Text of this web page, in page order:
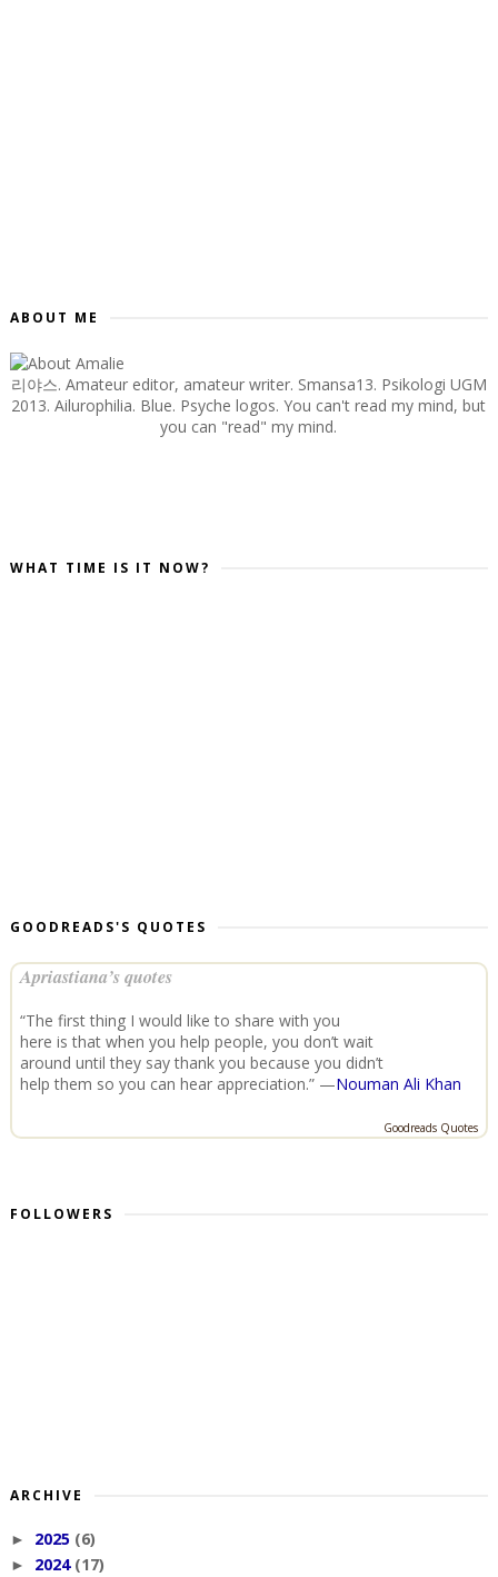
ABOUT ME
리야스. Amateur editor, amateur writer. Smansa13. Psikologi UGM
2013. Ailurophilia. Blue. Psyche logos. You can't read my mind, but
you can "read" my mind.
WHAT TIME IS IT NOW?
GOODREADS'S QUOTES
Apriastiana’s quotes
“The first thing I would like to share with you
here is that when you help people, you don’t wait
around until they say thank you because you didn’t
help them so you can hear appreciation.” —Nouman Ali Khan
Goodreads Quotes
FOLLOWERS
ARCHIVE
► 2025 (6)
► 2024 (17)